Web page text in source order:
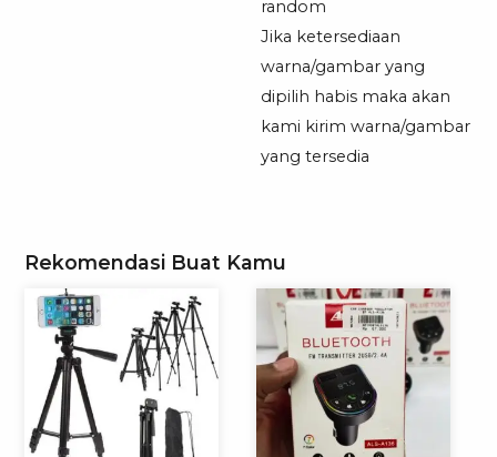
random
Jika ketersediaan
warna/gambar yang
dipilih habis maka akan
kami kirim warna/gambar
yang tersedia
Rekomendasi Buat Kamu